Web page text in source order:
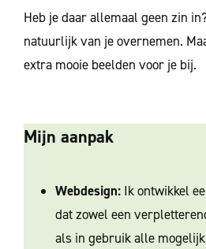
Heb je daar allemaal geen zin
natuurlijk van je overnemen.
extra mooie beelden voor je bij.
Mijn aanpak
Webdesign:Ik ontwikkel
dat zowel een
als in gebruik alle